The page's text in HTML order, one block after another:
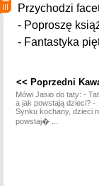
Przychodzi
- Poproszę
- Fantastyka
<< Poprzedni
Mówi Jasio do taty: -
a jak powstają dzieci? -
Synku kochany, dzieci
powstaj� ...